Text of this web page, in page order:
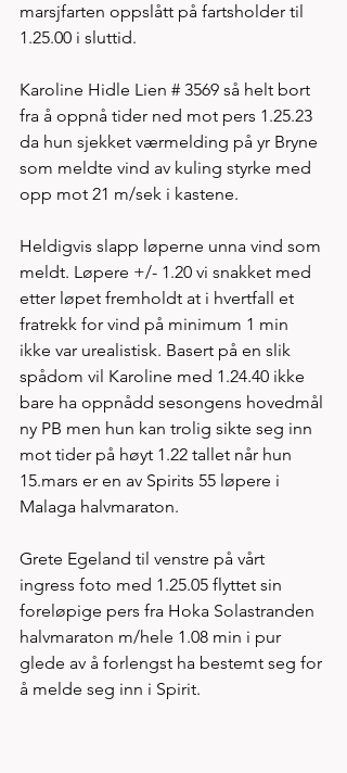
marsjfarten oppslått på fartsholder til
1.25.00 i sluttid.
Karoline Hidle Lien # 3569 så helt bort
fra å oppnå tider ned mot pers 1.25.23
da hun sjekket værmelding på yr Bryne
som meldte vind av kuling styrke med
opp mot 21 m/sek i kastene.
Heldigvis slapp løperne unna vind som
meldt. Løpere +/- 1.20 vi snakket med
etter løpet fremholdt at i hvertfall et
fratrekk for vind på minimum 1 min
ikke var urealistisk. Basert på en slik
spådom vil Karoline med 1.24.40 ikke
bare ha oppnådd sesongens hovedmål
ny PB men hun kan trolig sikte seg inn
mot tider på høyt 1.22 tallet når hun
15.mars er en av Spirits 55 løpere i
Malaga halvmaraton.
Grete Egeland til venstre på vårt
ingress foto med 1.25.05 flyttet sin
foreløpige pers fra Hoka Solastranden
halvmaraton m/hele 1.08 min i pur
glede av å forlengst ha bestemt seg for
å melde seg inn i Spirit.